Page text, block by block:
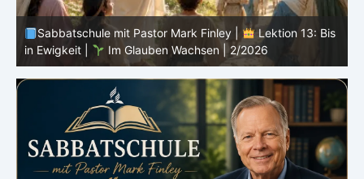
Sabbatschule mit Pastor Mark Finley |
Lektion 12:
Sprich von Gott |
Im Glauben Wachsen | 2/2026